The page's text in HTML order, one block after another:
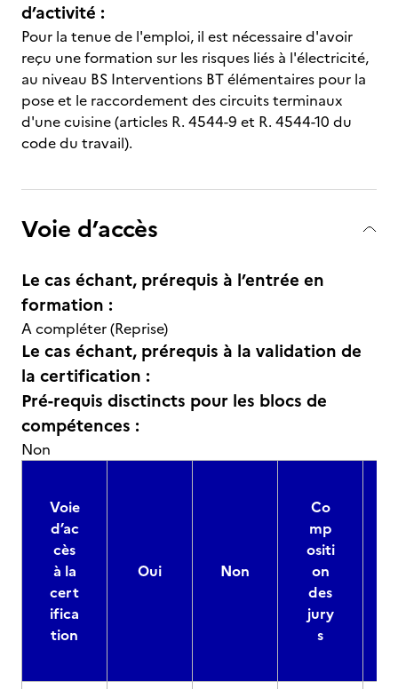
d’activité :
Pour la tenue de l'emploi, il est nécessaire d'avoir
reçu une formation sur les risques liés à l'électricité,
au niveau BS Interventions BT élémentaires pour la
pose et le raccordement des circuits terminaux
d'une cuisine (articles R. 4544-9 et R. 4544-10 du
code du travail).
Voie d’accès
Le cas échant, prérequis à l’entrée en
formation :
A compléter (Reprise)
Le cas échant, prérequis à la validation de
la certification :
Pré-requis disctincts pour les blocs de
compétences :
Non
Voie
d’ac
cès
à la
cert
ifica
tion
Oui Non
Co
mp
ositi
on
des
jury
s